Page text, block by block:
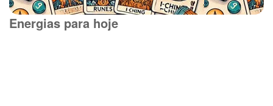
Energias para hoje